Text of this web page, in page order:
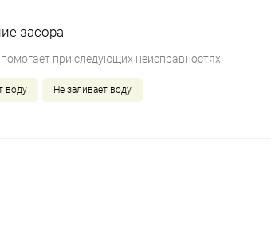
засора
помогает при следующих неисправностях:
воду Не заливает воду